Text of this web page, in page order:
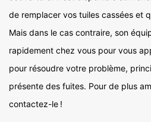
de remplacer vos tuiles cassées et
Mais dans le cas contraire, son
rapidement chez vous pour vous
pour résoudre votre problème,
présente des fuites. Pour de plus
contactez-le !